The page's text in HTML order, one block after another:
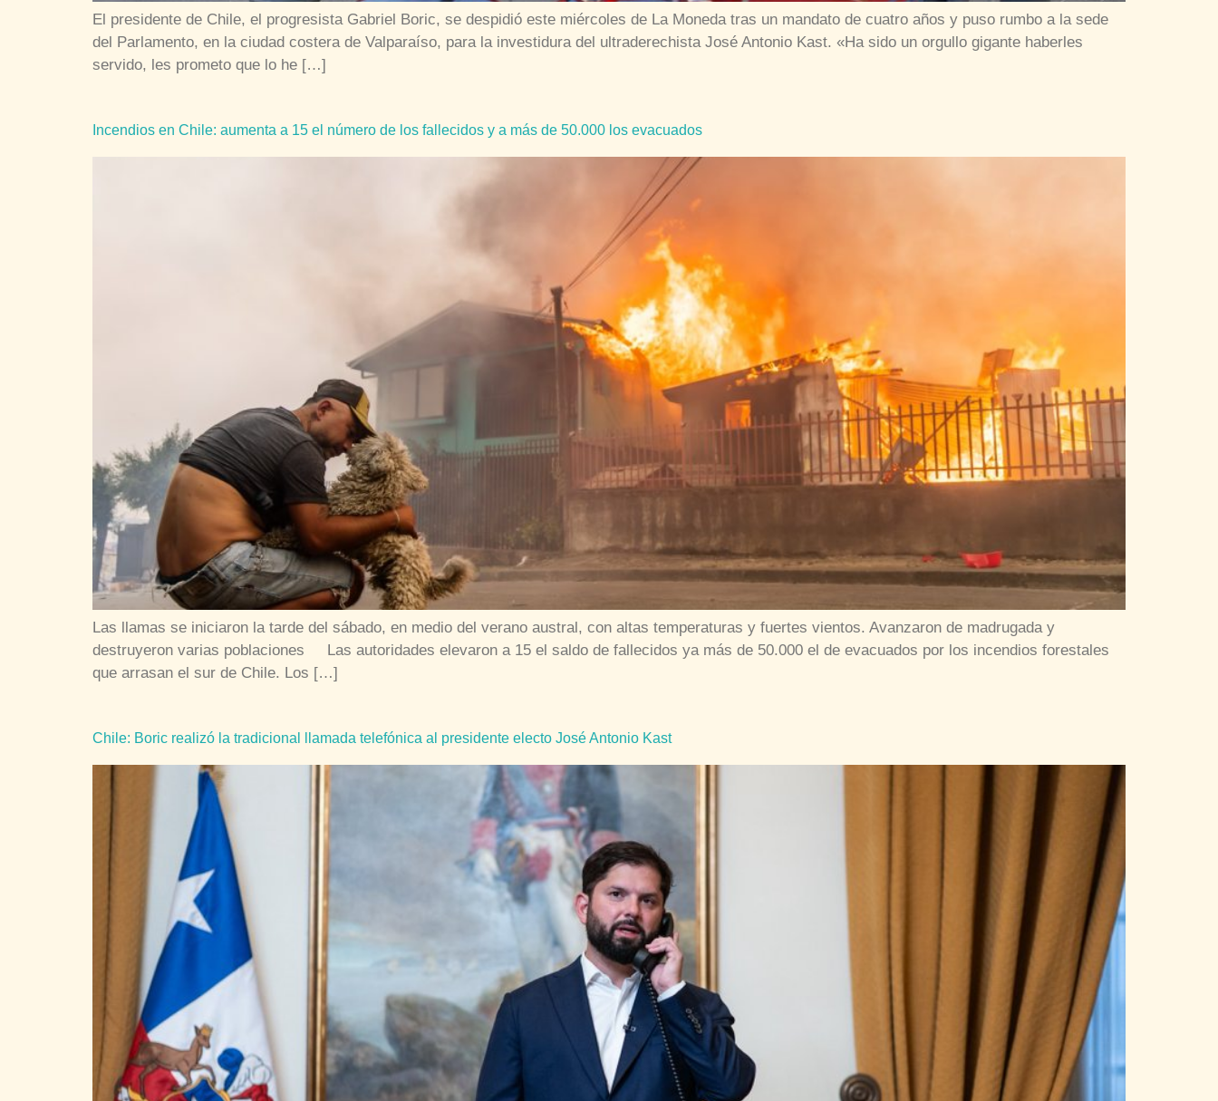
El presidente de Chile, el progresista Gabriel Boric, se despidió este miércoles de La Moneda tras un mandato de cuatro años y puso rumbo a la sede
del Parlamento, en la ciudad costera de Valparaíso, para la investidura del ultraderechista José Antonio Kast. «Ha sido un orgullo gigante haberles
servido, les prometo que lo he […]
Incendios en Chile: aumenta a 15 el número de los fallecidos y a más de 50.000 los evacuados
Las llamas se iniciaron la tarde del sábado, en medio del verano austral, con altas temperaturas y fuertes vientos. Avanzaron de madrugada y
destruyeron varias poblaciones Las autoridades elevaron a 15 el saldo de fallecidos ya más de 50.000 el de evacuados por los incendios forestales
que arrasan el sur de Chile. Los […]
Chile: Boric realizó la tradicional llamada telefónica al presidente electo José Antonio Kast